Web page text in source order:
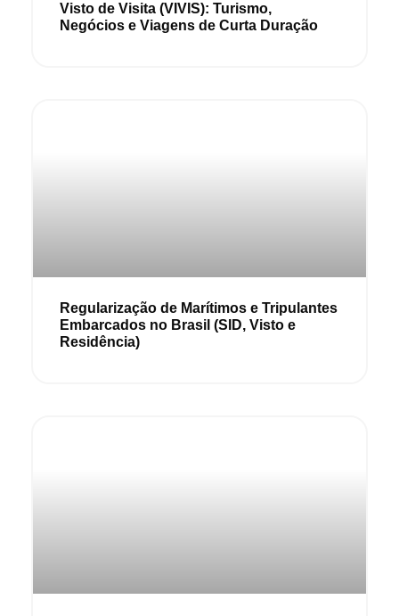
Visto de Visita (VIVIS): Turismo,
Negócios e Viagens de Curta Duração
Regularização de Marítimos e Tripulantes
Embarcados no Brasil (SID, Visto e
Residência)